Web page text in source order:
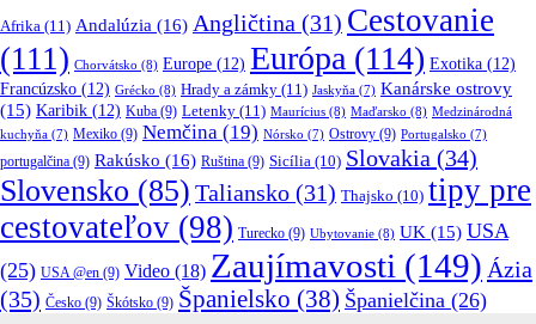
Afrika (11) Andalúzia (16) Angličtina (31) Cestovanie
(111) Chorvátsko (8) Europe (12) Európa (114) Exotika (12)
Francúzsko (12) Grécko (8) Hrady a zámky (11) Jaskyňa (7) Kanárske ostrovy
(15) Karibik (12) Kuba (9) Letenky (11) Maurícius (8) Maďarsko (8) Medzinárodná
kuchyňa (7) Mexiko (9) Nemčina (19) Nórsko (7) Ostrovy (9) Portugalsko (7)
portugalčina (9) Rakúsko (16) Ruština (9) Sicília (10) Slovakia (34)
Slovensko (85) Taliansko (31) Thajsko (10) tipy pre
cestovateľov (98) Turecko (9) Ubytovanie (8) UK (15) USA
(25) USA @en (9) Video (18) Zaujímavosti (149) Ázia
(35) Česko (9) Škótsko (9) Španielsko (38) Španielčina (26)